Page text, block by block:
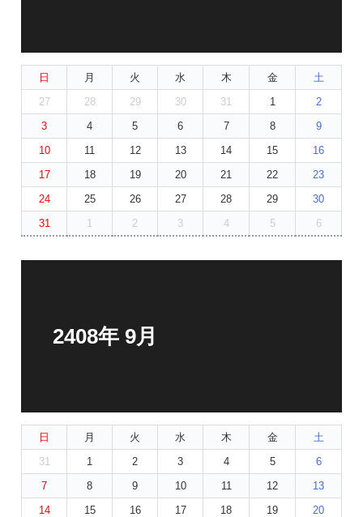
日 月 火 水 木 金
土
27
28 29 30 31 1
2
3
4 5 6 7 8
9
10
11 12 13 14 15
16
17
18 19 20 21 22
23
24
25 26 27 28 29
30
31
1 2 3 4 5 6
2408年 9月
日 月 火 水 木 金
土
31
1 2 3 4 5
6
7
8 9 10 11 12
13
14
15 16 17 18 19
20